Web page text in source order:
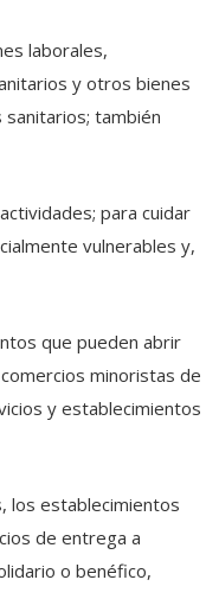
laborales,
y otros bienes
también
para cuidar
vulnerables y,
que pueden abrir
minoristas de
y establecimientos
los establecimientos
de entrega a
o benéfico,